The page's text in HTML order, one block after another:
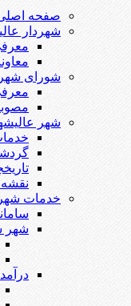
صفحه
شهردار
شورای شهر
شهر
خدمات
شهر